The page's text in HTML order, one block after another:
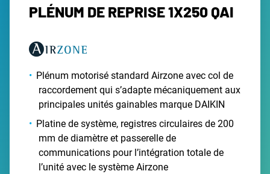
PLÉNUM DE REPRISE 1X250 QAI
Plénum motorisé standard Airzone avec col de
raccordement qui s’adapte mécaniquement aux
principales unités gainables marque DAIKIN
Platine de système, registres circulaires de 200
mm de diamètre et passerelle de
communications pour l’intégration totale de
l’unité avec le système Airzone